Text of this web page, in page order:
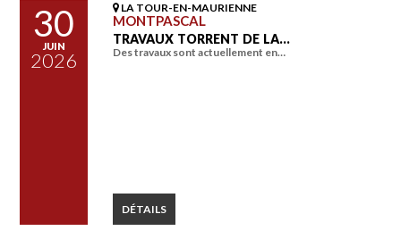
30
JUIN
2026
LA TOUR-EN-MAURIENNE
MONTPASCAL
TRAVAUX TORRENT DE LA…
Des travaux sont actuellement en…
DÉTAILS